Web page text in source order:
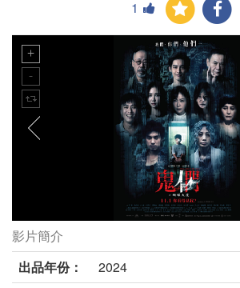
1
鬼們之蝴蝶大廈劇照
影片簡介
出品年份：
2024